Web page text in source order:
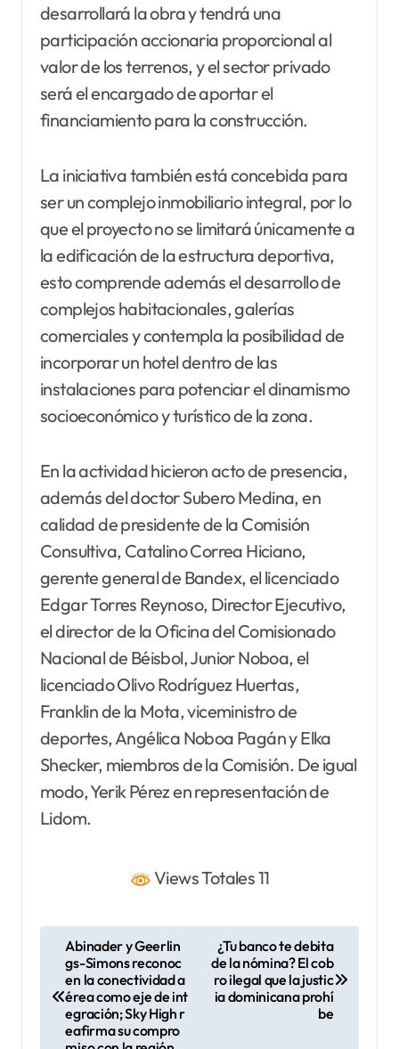
desarrollará la obra y tendrá una
participación accionaria proporcional al
valor de los terrenos, y el sector privado
será el encargado de aportar el
financiamiento para la construcción.
La iniciativa también está concebida para
ser un complejo inmobiliario integral, por lo
que el proyecto no se limitará únicamente a
la edificación de la estructura deportiva,
esto comprende además el desarrollo de
complejos habitacionales, galerías
comerciales y contempla la posibilidad de
incorporar un hotel dentro de las
instalaciones para potenciar el dinamismo
socioeconómico y turístico de la zona.
En la actividad hicieron acto de presencia,
además del doctor Subero Medina, en
calidad de presidente de la Comisión
Consultiva, Catalino Correa Hiciano,
gerente general de Bandex, el licenciado
Edgar Torres Reynoso, Director Ejecutivo,
el director de la Oficina del Comisionado
Nacional de Béisbol, Junior Noboa, el
licenciado Olivo Rodríguez Huertas,
Franklin de la Mota, viceministro de
deportes, Angélica Noboa Pagán y Elka
Shecker, miembros de la Comisión. De igual
modo, Yerik Pérez en representación de
Lidom.
Views Totales 11
Abinader y Geerlin
gs-Simons reconoc
en la conectividad a
érea como eje de int
egración; Sky High r
eafirma su compro
¿Tu banco te debita
de la nómina? El cob
ro ilegal que la justic
ia dominicana prohí
be